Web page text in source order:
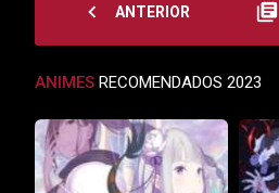
navigate_before ANTERIOR library_books
ANIMES RECOMENDADOS 2023